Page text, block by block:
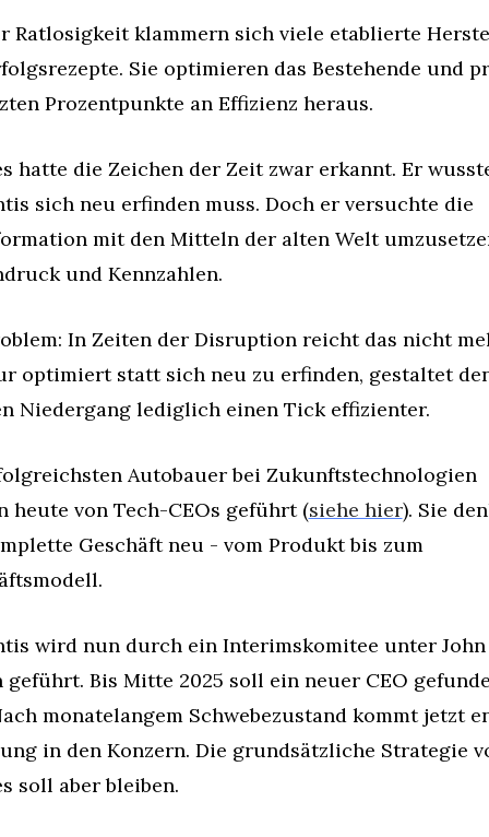
Ratlosigkeit klammern sich viele etablierte
Sie optimieren das Bestehende und
Prozentpunkte an Effizienz heraus.
hatte die Zeichen der Zeit zwar erkannt. Er
sich neu erfinden muss. Doch er versuchte die
mit den Mitteln der alten Welt
und Kennzahlen.
In Zeiten der Disruption reicht das nicht
optimiert statt sich neu zu erfinden, gestaltet
Niedergang lediglich einen Tick effizienter.
Autobauer bei Zukunftstechnologien
heute von Tech-CEOs geführt (siehe hier). Sie
Geschäft neu - vom Produkt bis zum
wird nun durch ein Interimskomitee unter John
geführt. Bis Mitte 2025 soll ein neuer CEO
monatelangem Schwebezustand kommt jetzt
in den Konzern. Die grundsätzliche Strategie
soll aber bleiben.